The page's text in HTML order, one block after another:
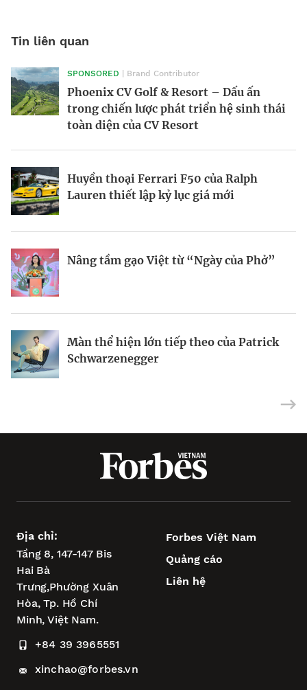
Tin liên quan
SPONSORED | Brand Contributor
Phoenix CV Golf & Resort – Dấu ấn
trong chiến lược phát triển hệ sinh thái
toàn diện của CV Resort
Huyền thoại Ferrari F50 của Ralph
Lauren thiết lập kỷ lục giá mới
Nâng tầm gạo Việt từ “Ngày của Phở”
Màn thể hiện lớn tiếp theo của Patrick
Schwarzenegger
Morgan Supersport 2025: Siêu xe hiện
đại trong dáng vẻ hoài cổ
Phòng chờ thương gia SASCO – Trải
nghiệm quốc tế, kết tinh bản sắc
Việt Nam
Victor Vũ và nghệ thuật cân bằng trong
điện ảnh
“music marketing” tiền tỷ
Địa chỉ:
Tầng 8, 147-147 Bis
Hai Bà
Trưng,Phường Xuân
Hòa,Tp. Hồ Chí
Minh, Việt Nam.
+84 39 3965551
xinchao@forbes.vn
Forbes Việt Nam
Quảng cáo
Liên hệ